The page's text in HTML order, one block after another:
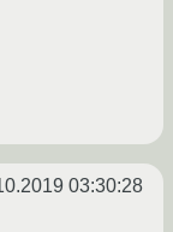
03:30:28